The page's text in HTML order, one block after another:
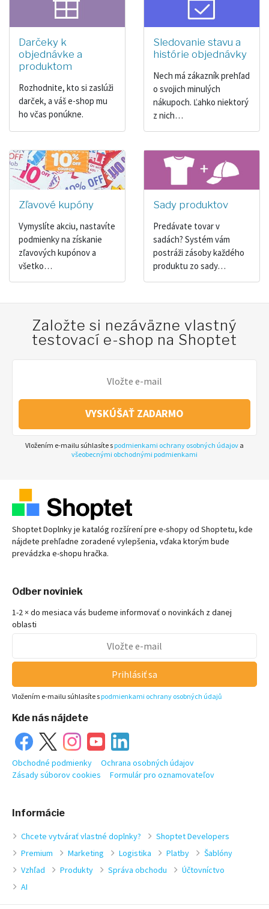
Darčeky k
objednávke a
produktom
Rozhodnite, kto si zaslúži
darček, a váš e-shop mu
ho včas ponúkne.
Sledovanie stavu a
histórie objednávky
Nech má zákazník prehľad
o svojich minulých
nákupoch. Ľahko niektorý
z nich…
Zľavové kupóny
Vymyslíte akciu, nastavíte
podmienky na získanie
zľavových kupónov a
všetko…
Sady produktov
Predávate tovar v
sadách? Systém vám
postráži zásoby každého
produktu zo sady…
Založte si nezáväzne vlastný
testovací e-shop na Shoptet
VYSKÚŠAŤ ZADARMO
Vložením e-mailu súhlasíte s podmienkami ochrany osobných údajov a
všeobecnými obchodnými podmienkami
Shoptet Doplnky je katalóg rozšírení pre e-shopyod Shoptetu, kde
nájdete prehľadne zoradené vylepšenia, vďaka ktorým bude
prevádzka e-shopu hračka.
Informácie
Chcete vytvárať vlastné doplnky?
Shoptet Developers
Premium
Marketing Logistika Platby
Šablóny
Vzhľad
Produkty Správa obchodu
Účtovníctvo
AI
Odber noviniek
1-2 × do mesiaca vás budeme informovať o novinkách z danej
oblasti
Prihlásiť sa
Vložením e-mailu súhlasíte s podmienkami ochrany osobných údajů
Kde nás nájdete
Obchodné podmienky
Ochrana osobných údajov
Zásady súborov cookies
Formulár pro oznamovateľov